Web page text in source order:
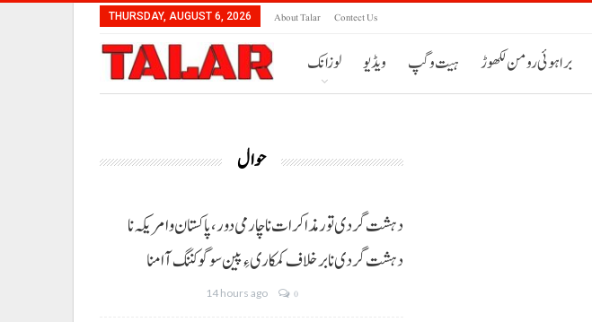
THURSDAY, AUGUST 6, 2026 About Talar Contect Us
لوزانک ویڈیو ہیت و گپ براہوئی رومن لکھوڑ
حوال
دہشت گردی تور مذاکرات نا چارمی دور،پاکستان و امریکہ نا
دہشت گردی نا برخلاف کمکاری ءِ پین سوگو کننگ آ امنا
14 hours ago 0